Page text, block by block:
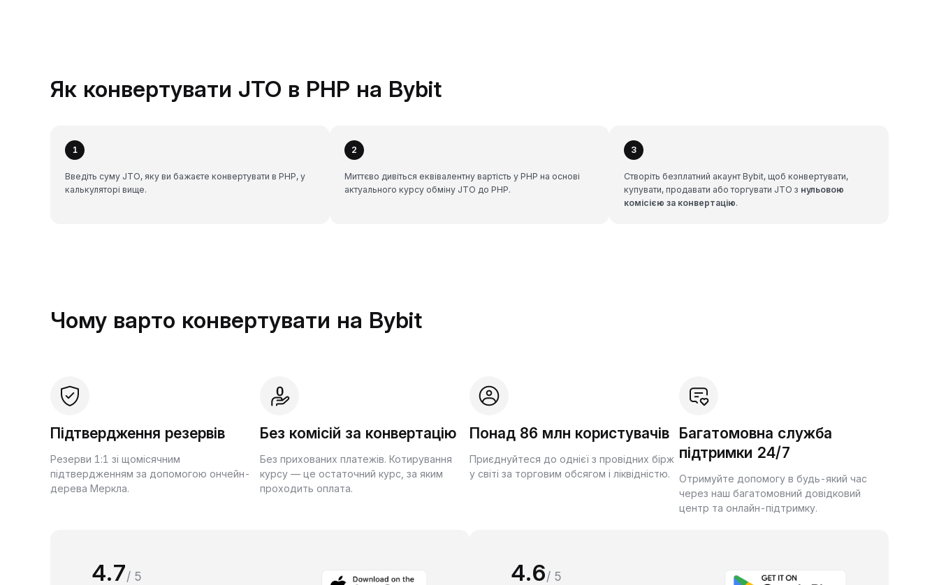
Як конвертувати JTO в PHP на Bybit
1
Введіть суму JTO, яку ви бажаєте конвертувати в PHP, у
калькуляторі вище.
2
Миттєво дивіться еквівалентну вартість у PHP на основі
актуального курсу обміну JTO до PHP.
3
Створіть безплатний акаунт Bybit, щоб конвертувати,
купувати, продавати або торгувати JTO з нульовою
комісією за конвертацію.
Чому варто конвертувати на Bybit
Підтвердження резервів
Резерви 1:1 зі щомісячним
підтвердженням за допомогою ончейн-
дерева Меркла.
Без комісій за конвертацію
Без прихованих платежів. Котирування
курсу — це остаточний курс, за яким
проходить оплата.
Понад 86 млн користувачів
Приєднуйтеся до однієї з провідних бірж
у світі за торговим обсягом і ліквідністю.
Багатомовна служба
підтримки 24/7
Отримуйте допомогу в будь-який час
через наш багатомовний довідковий
центр та онлайн-підтримку.
4.7/ 5 4.6/ 5